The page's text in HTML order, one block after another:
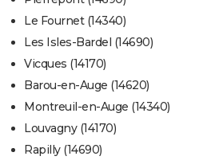
Le Fournet (14340)
Les Isles-Bardel (14690)
Vicques (14170)
Barou-en-Auge (14620)
Montreuil-en-Auge (14340)
Louvagny (14170)
Rapilly (14690)